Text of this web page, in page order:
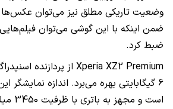
وضعیت تاریکی مطلق نیز می‌توان عکس‌ها
ضمن اینکه با این گوشی می‌توان
ضبط کرد.
Xperia XZ2 Premium
است و